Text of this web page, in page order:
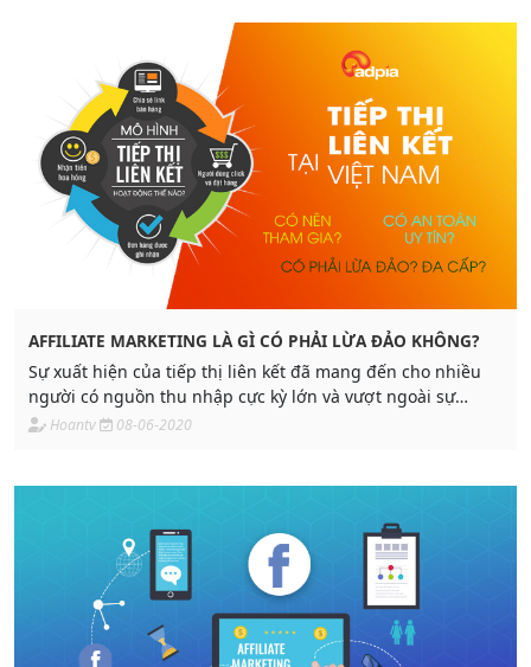
AFFILIATE MARKETING LÀ GÌ CÓ PHẢI LỪA ĐẢO KHÔNG?
Sự xuất hiện của tiếp thị liên kết đã mang đến cho nhiều
người có nguồn thu nhập cực kỳ lớn và vượt ngoài sự
tưởng tượng.
Hoantv 08-06-2020